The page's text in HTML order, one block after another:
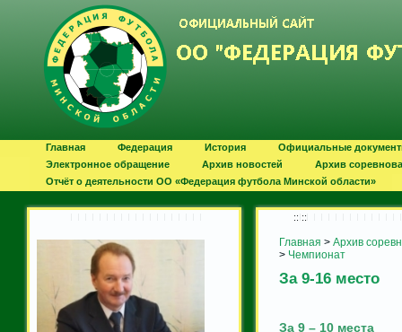
Главная Федерация История
Официальные
Электронное обращение
Архив новостей
Архив
Отчёт о деятельности ОО «Федерация футбола Минской области»
:: ::
Главная > Архив
> Чемпионат
За 9-16 место
За 9 – 10 места